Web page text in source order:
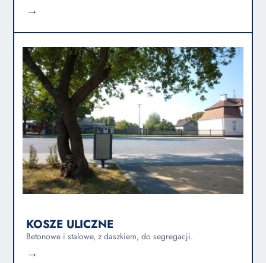
→
KOSZE ULICZNE
Betonowe i stalowe, z daszkiem, do segregacji.
→